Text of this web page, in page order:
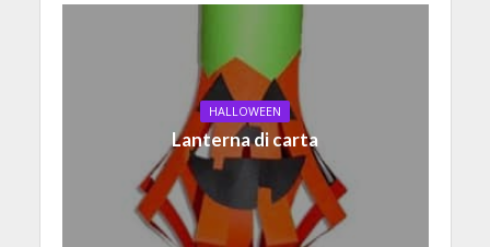
HALLOWEEN
Lanterna di carta